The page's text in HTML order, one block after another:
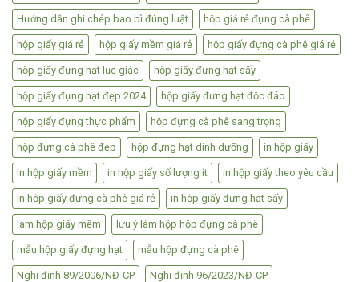
Hướng dẫn ghi chép bao bì đúng luật hộp giá rẻ đựng cà phê
hộp giấy giá rẻ hộp giấy mềm giá rẻ hộp giấy đựng cà phê giá rẻ
hộp giấy đựng hạt lục giác hộp giấy đựng hạt sấy
hộp giấy đựng hạt đẹp 2024 hộp giấy đựng hạt độc đáo
hộp giấy đựng thực phẩm hộp đựng cà phê sang trọng
hộp đựng cà phê đẹp hộp đựng hạt dinh dưỡng in hộp giấy
in hộp giấy mềm in hộp giấy số lượng ít in hộp giấy theo yêu cầu
in hộp giấy đựng cà phê giá rẻ in hộp giấy đựng hạt sấy
làm hộp giấy mềm lưu ý làm hộp hộp đựng cà phê
mẫu hộp giấy đựng hạt mẫu hộp đựng cà phê
Nghị định 89/2006/NĐ-CP Nghị định 96/2023/NĐ-CP